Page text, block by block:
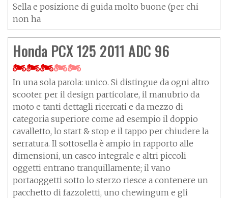
Sella e posizione di guida molto buone (per chi
non ha
Honda PCX 125 2011 ADC 96
In una sola parola: unico. Si distingue da ogni altro
scooter per il design particolare, il manubrio da
moto e tanti dettagli ricercati e da mezzo di
categoria superiore come ad esempio il doppio
cavalletto, lo start & stop e il tappo per chiudere la
serratura. Il sottosella è ampio in rapporto alle
dimensioni, un casco integrale e altri piccoli
oggetti entrano tranquillamente; il vano
portaoggetti sotto lo sterzo riesce a contenere un
pacchetto di fazzoletti, uno chewingum e gli